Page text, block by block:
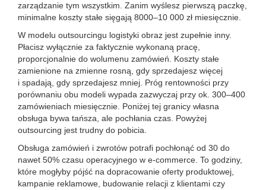
zarządzanie tym wszystkim. Zanim wyślesz pierwszą paczkę,
minimalne koszty stałe sięgają 8000–10 000 zł miesięcznie.
W modelu outsourcingu logistyki obraz jest zupełnie inny.
Płacisz wyłącznie za faktycznie wykonaną pracę,
proporcjonalnie do wolumenu zamówień. Koszty stałe
zamienione na zmienne rosną, gdy sprzedajesz więcej
i spadają, gdy sprzedajesz mniej. Próg rentowności przy
porównaniu obu modeli wypada zazwyczaj przy ok. 300–400
zamówieniach miesięcznie. Poniżej tej granicy własna
obsługa bywa tańsza, ale pochłania czas. Powyżej
outsourcing jest trudny do pobicia.
Obsługa zamówień i zwrotów potrafi pochłonąć od 30 do
nawet 50% czasu operacyjnego w e-commerce. To godziny,
które mogłyby pójść na dopracowanie oferty produktowej,
kampanie reklamowe, budowanie relacji z klientami czy